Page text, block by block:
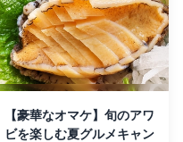
【豪華なオマケ】旬のアワ
ビを楽しむ夏グルメキャン